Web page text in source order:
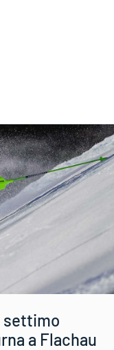
settimo
a Flachau